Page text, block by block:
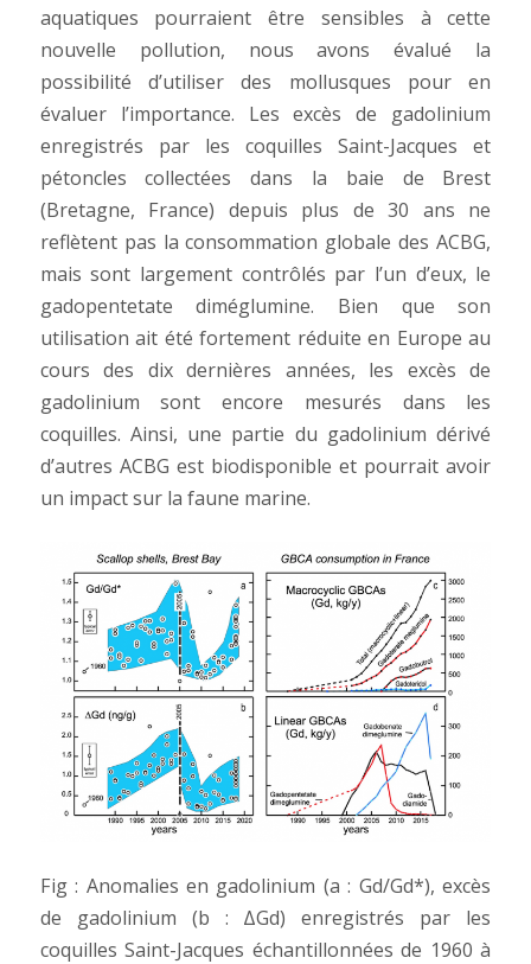
aquatiques pourraient être sensibles à cette
nouvelle pollution, nous avons évalué la
possibilité d’utiliser des mollusques pour en
évaluer l’importance. Les excès de gadolinium
enregistrés par les coquilles Saint-Jacques et
pétoncles collectées dans la baie de Brest
(Bretagne, France) depuis plus de 30 ans ne
reflètent pas la consommation globale des ACBG,
mais sont largement contrôlés par l’un d’eux, le
gadopentetate diméglumine. Bien que son
utilisation ait été fortement réduite en Europe au
cours des dix dernières années, les excès de
gadolinium sont encore mesurés dans les
coquilles. Ainsi, une partie du gadolinium dérivé
d’autres ACBG est biodisponible et pourrait avoir
un impact sur la faune marine.
Fig : Anomalies en gadolinium (a : Gd/Gd*), excès
de gadolinium (b : ΔGd) enregistrés par les
coquilles Saint-Jacques échantillonnées de 1960 à